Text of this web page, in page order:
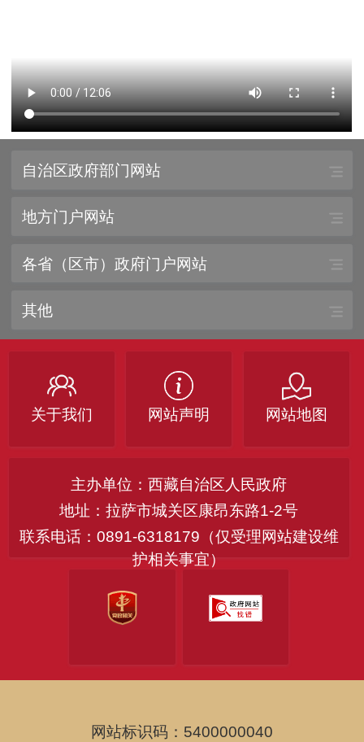
自治区政府部门网站
地方门户网站
各省（区市）政府门户网站
其他
关于我们 网站声明 网站地图
主办单位：西藏自治区人民政府
地址：拉萨市城关区康昂东路1-2号
联系电话：0891-6318179（仅受理网站建设维
护相关事宜）
网站标识码：5400000040